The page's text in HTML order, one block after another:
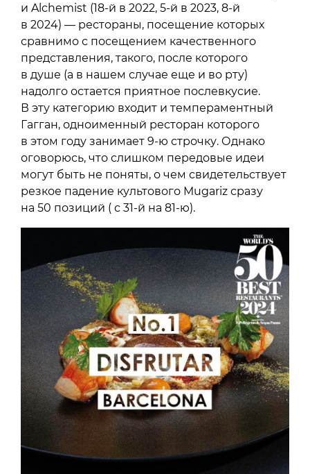
и Alchemist (18-й в 2022, 5-й в 2023, 8-й
в 2024) — рестораны, посещение которых
сравнимо с посещением качественного
представления, такого, после которого
в душе (а в нашем случае еще и во рту)
надолго остается приятное послевкусие.
В эту категорию входит и темпераментный
Гагган, одноименный ресторан которого
в этом году занимает 9-ю строчку. Однако
оговорюсь, что слишком передовые идеи
могут быть не поняты, о чем свидетельствует
резкое падение культового Mugariz сразу
на 50 позиций ( с 31-й на 81-ю).